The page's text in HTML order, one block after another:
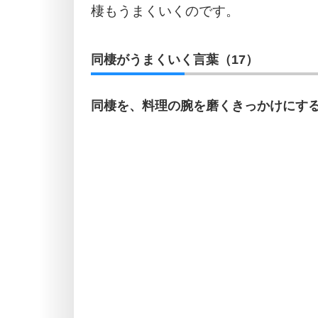
棲もうまくいくのです。
同棲がうまくいく言葉（17）
同棲を、料理の腕を磨くきっかけにす